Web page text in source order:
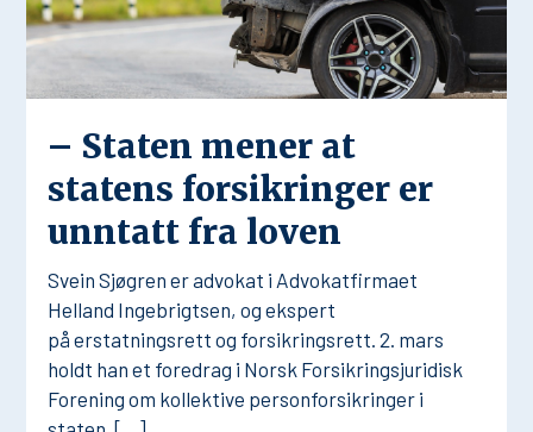
– Staten mener at
statens forsikringer er
unntatt fra loven
Svein Sjøgren er advokat i Advokatfirmaet
Helland Ingebrigtsen, og ekspert
på erstatningsrett og forsikringsrett. 2. mars
holdt han et foredrag i Norsk Forsikringsjuridisk
Forening om kollektive personforsikringer i